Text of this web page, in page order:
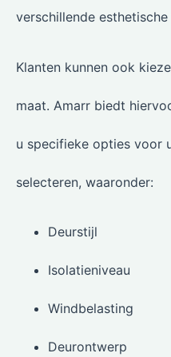
verschillende
Klanten kunnen ook
maat. Amarr biedt
u specifieke opties voor
selecteren, waaronder:
Deurstijl
Isolatieniveau
Windbelasting
Deurontwerp